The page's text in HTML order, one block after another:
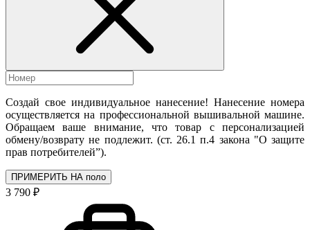
Создай свое индивидуальное нанесение! Нанесение номера
осуществляется на профессиональной вышивальной машине.
Обращаем ваше внимание, что товар с персонализацией
обмену/возврату не подлежит. (ст. 26.1 п.4 закона "О защите
прав потребителей”).
ПРИМЕРИТЬ НА поло
3 790 ₽